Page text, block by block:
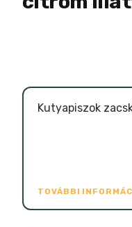
Kutyapiszok
TOVÁBBI